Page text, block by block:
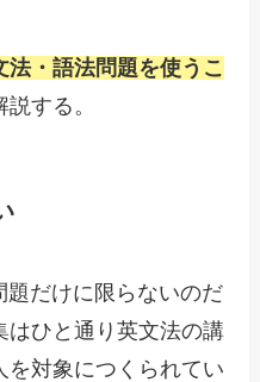
法・語法問題を使うこ
する。
だけに限らないのだ
はひと通り英文法の講
を対象につくられてい